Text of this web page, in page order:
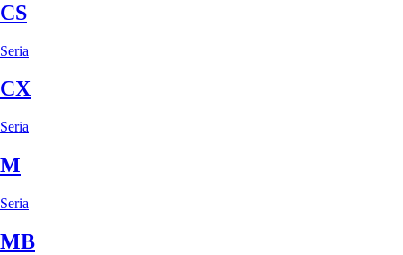
CS
Seria
CX
Seria
M
Seria
MB